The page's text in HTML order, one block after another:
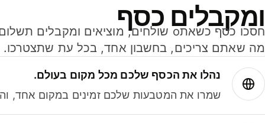
ומקבלים כסף
מה שאתם צריכים, בחשבון אחד, בכל עת שתצטרכו.
נהלו את הכסף שלכם מכל מקום בעולם.
שמרו את המטבעות שלכם זמינים במקום אחד,